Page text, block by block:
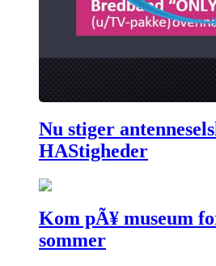
Nu stiger
HAStigheder
Kom pÃ¥ museum
sommer